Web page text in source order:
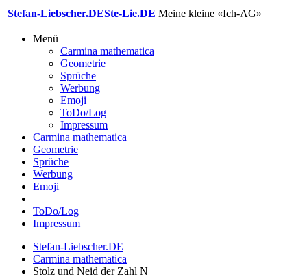
Stefan-Liebscher.DESte-Lie.DE Meine kleine «Ich-AG»
Menü
Carmina mathematica
Geometrie
Sprüche
Werbung
Emoji
ToDo/Log
Impressum
Carmina mathematica
Geometrie
Sprüche
Werbung
Emoji
ToDo/Log
Impressum
Stefan-Liebscher.DE
Carmina mathematica
Stolz und Neid der Zahl N